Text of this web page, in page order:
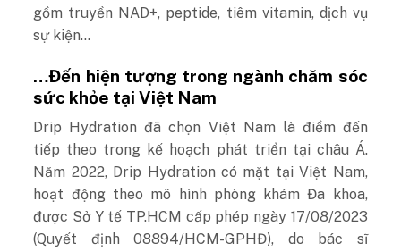
gồm truyền NAD+, peptide, tiêm vitamin, dịch vụ
sự kiện…
…Đến hiện tượng trong ngành chăm sóc
sức khỏe tại Việt Nam
Drip Hydration đã chọn Việt Nam là điểm đến
tiếp theo trong kế hoạch phát triển tại châu Á.
Năm 2022, Drip Hydration có mặt tại Việt Nam,
hoạt động theo mô hình phòng khám Đa khoa,
được Sở Y tế TP.HCM cấp phép ngày 17/08/2023
(Quyết định 08894/HCM-GPHĐ), do bác sĩ